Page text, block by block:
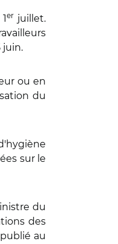
er juillet.
juin.
ou en
du
sur le
du
des
au